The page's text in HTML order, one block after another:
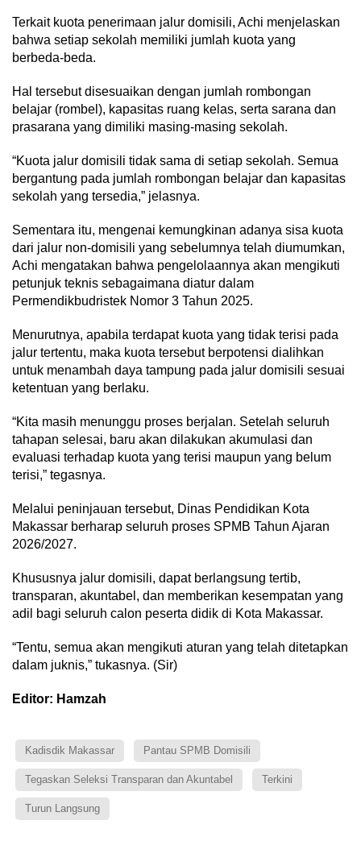
Terkait kuota penerimaan jalur domisili, Achi menjelaskan
bahwa setiap sekolah memiliki jumlah kuota yang
berbeda-beda.
Hal tersebut disesuaikan dengan jumlah rombongan
belajar (rombel), kapasitas ruang kelas, serta sarana dan
prasarana yang dimiliki masing-masing sekolah.
“Kuota jalur domisili tidak sama di setiap sekolah. Semua
bergantung pada jumlah rombongan belajar dan kapasitas
sekolah yang tersedia,” jelasnya.
Sementara itu, mengenai kemungkinan adanya sisa kuota
dari jalur non-domisili yang sebelumnya telah diumumkan,
Achi mengatakan bahwa pengelolaannya akan mengikuti
petunjuk teknis sebagaimana diatur dalam
Permendikbudristek Nomor 3 Tahun 2025.
Menurutnya, apabila terdapat kuota yang tidak terisi pada
jalur tertentu, maka kuota tersebut berpotensi dialihkan
untuk menambah daya tampung pada jalur domisili sesuai
ketentuan yang berlaku.
“Kita masih menunggu proses berjalan. Setelah seluruh
tahapan selesai, baru akan dilakukan akumulasi dan
evaluasi terhadap kuota yang terisi maupun yang belum
terisi,” tegasnya.
Melalui peninjauan tersebut, Dinas Pendidikan Kota
Makassar berharap seluruh proses SPMB Tahun Ajaran
2026/2027.
Khususnya jalur domisili, dapat berlangsung tertib,
transparan, akuntabel, dan memberikan kesempatan yang
adil bagi seluruh calon peserta didik di Kota Makassar.
“Tentu, semua akan mengikuti aturan yang telah ditetapkan
dalam juknis,” tukasnya. (Sir)
Editor: Hamzah
Kadisdik Makassar Pantau SPMB Domisili
Tegaskan Seleksi Transparan dan Akuntabel Terkini
Turun Langsung